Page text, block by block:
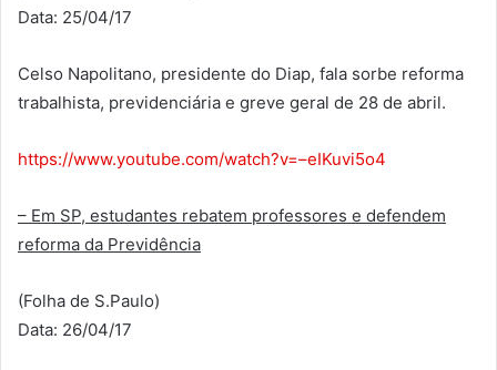
Data: 25/04/17
Celso Napolitano, presidente do Diap, fala sorbe reforma
trabalhista, previdenciária e greve geral de 28 de abril.
https://www.youtube.com/watch?v=–eIKuvi5o4
– Em SP, estudantes rebatem professores e defendem
reforma da Previdência
(Folha de S.Paulo)
Data: 26/04/17